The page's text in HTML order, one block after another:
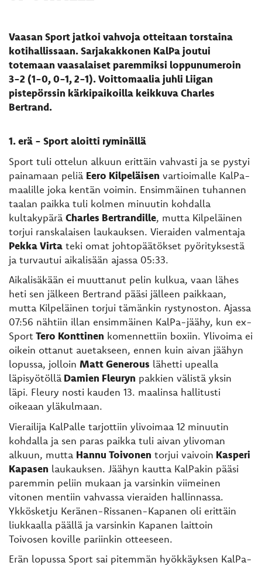
Vaasan Sport jatkoi vahvoja otteitaan torstaina
kotihallissaan. Sarjakakkonen KalPa joutui
totemaan vaasalaiset paremmiksi loppunumeroin
3-2 (1-0, 0-1, 2-1). Voittomaalia juhli Liigan
pistepörssin kärkipaikoilla keikkuva Charles
Bertrand.
1. erä - Sport aloitti ryminällä
Sport tuli ottelun alkuun erittäin vahvasti ja se pystyi
painamaan peliä Eero Kilpeläisen vartioimalle KalPa-
maalille joka kentän voimin. Ensimmäinen tuhannen
taalan paikka tuli kolmen minuutin kohdalla
kultakypärä Charles Bertrandille, mutta Kilpeläinen
torjui ranskalaisen laukauksen. Vieraiden valmentaja
Pekka Virta teki omat johtopäätökset pyörityksestä
ja turvautui aikalisään ajassa 05:33.
Aikalisäkään ei muuttanut pelin kulkua, vaan lähes
heti sen jälkeen Bertrand pääsi jälleen paikkaan,
mutta Kilpeläinen torjui tämänkin rystynoston. Ajassa
07:56 nähtiin illan ensimmäinen KalPa-jäähy, kun ex-
SportTero Konttinen komennettiin boxiin. Ylivoima ei
oikein ottanut auetakseen, ennen kuin aivan jäähyn
lopussa, jolloin Matt Generous lähetti upealla
läpisyötöllä Damien Fleuryn pakkien välistä yksin
läpi. Fleury nosti kauden 13. maalinsa hallitusti
oikeaan yläkulmaan.
Vierailija KalPalle tarjottiin ylivoimaa 12 minuutin
kohdalla ja sen paras paikka tuli aivan ylivoman
alkuun, mutta Hannu Toivonen torjui vaivoin Kasperi
Kapasen laukauksen. Jäähyn kautta KalPakin pääsi
paremmin peliin mukaan ja varsinkin viimeinen
vitonen mentiin vahvassa vieraiden hallinnassa.
Ykkösketju Keränen-Rissanen-Kapanen oli erittäin
liukkaalla päällä ja varsinkin Kapanen laittoin
Toivosen koville pariinkin otteeseen.
Erän lopussa Sport sai pitemmän hyökkäyksen KalPa-